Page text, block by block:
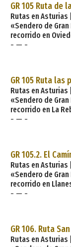
(Caso).
GR 105 Ruta de
Rutas en
«Sendero de
recorrido en
Cangas de Onís)
(Piloña), Espina
- — -
GR 105 Ruta
Rutas en
«Sendero de
recorrido en La
en Covadonga
(Oviedo).
- — -
GR 105.2. El
Rutas en
«Sendero de
recorrido en
(concejo de
Riocaliente
- — -
GR 106. Ruta
Rutas en